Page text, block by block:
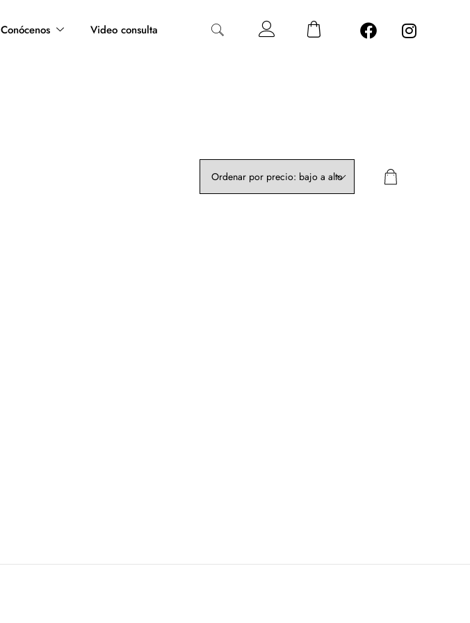
Conócenos Video consulta